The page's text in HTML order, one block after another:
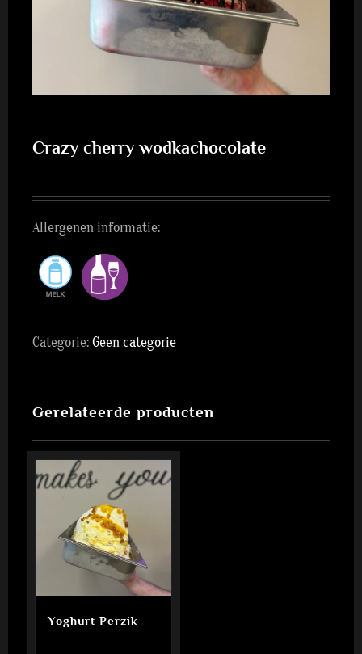
Crazy cherry wodkachocolate
Allergenen informatie:
Categorie:Geen categorie
Gerelateerde producten
Yoghurt Perzik